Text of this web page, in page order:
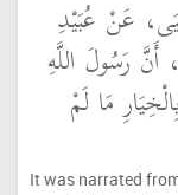
عَنْ عُبَيْدِ
رَسُولَ اللَّهِ
مَا لَمْ
It was narrated